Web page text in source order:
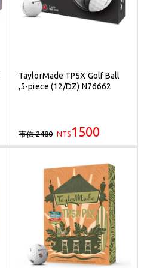
TaylorMade TP5X Golf Ball
,5-piece (12/DZ) N76662
市價 2480 NT$ 1500